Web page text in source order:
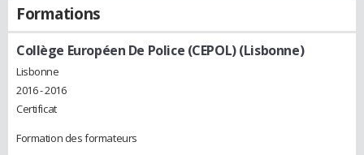
Formations
Collège Européen De Police (CEPOL) (Lisbonne)
Lisbonne
2016 - 2016
Certificat
Formation des formateurs